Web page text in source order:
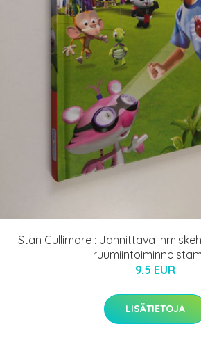
Stan Cullimore : Jännittävä
9.5 EUR
LISÄTIETOJA